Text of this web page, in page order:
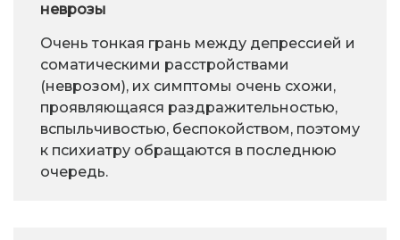
неврозы
Очень тонкая грань между депрессией и
соматическими расстройствами
(неврозом), их симптомы очень схожи,
проявляющаяся раздражительностью,
вспыльчивостью, беспокойством, поэтому
к психиатру обращаются в последнюю
очередь.